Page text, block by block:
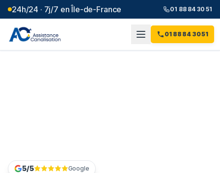
24h/24 · 7j/7 en Île-de-France 01 88 84 30 51
01 88 84 30 51
5/5 Google